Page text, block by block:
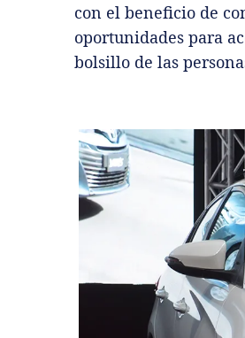
con el beneficio de
oportunidades para
bolsillo de las